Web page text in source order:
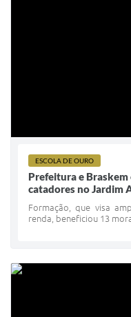
ESCOLA DE OURO
Prefeitura e
catadores no Jardim
Formação, que visa
renda, beneficiou 13